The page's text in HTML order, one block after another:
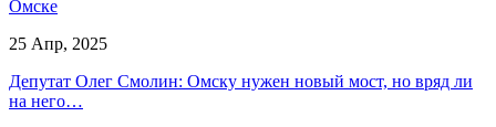
Омске
25 Апр, 2025
Депутат Олег Смолин: Омску нужен новый мост, но вряд ли
на него…